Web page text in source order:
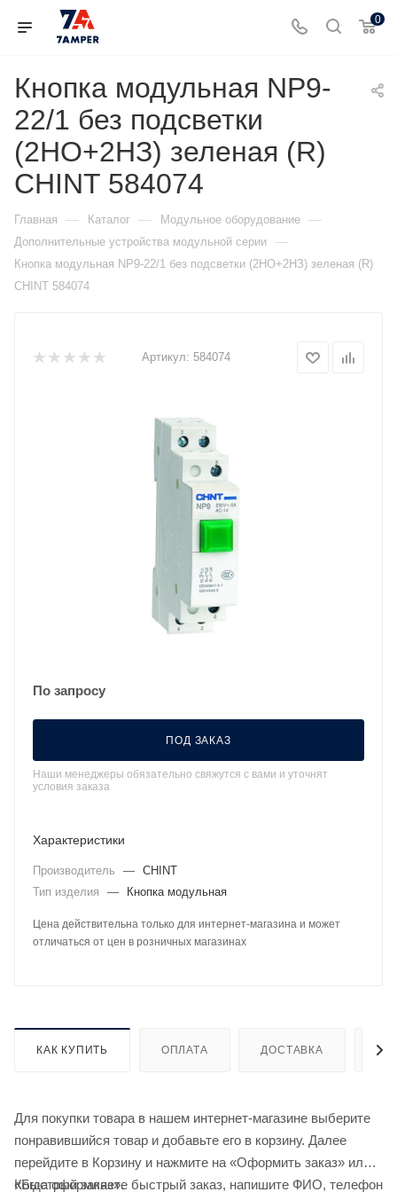
0
Кнопка модульная NP9-
22/1 без подсветки
(2НО+2НЗ) зеленая (R)
CHINT 584074
Главная — Каталог — Модульное оборудование —
Дополнительные устройства модульной серии —
Кнопка модульная NP9-22/1 без подсветки (2НО+2НЗ) зеленая (R)
CHINT 584074
Артикул: 584074
По запросу
ПОД ЗАКАЗ
Наши менеджеры обязательно свяжутся с вами и уточнят
условия заказа
Характеристики
Производитель — CHINT
Тип изделия
— Кнопка модульная
Цена действительна только для интернет-магазина и может
отличаться от цен в розничных магазинах
КАК КУПИТЬ ОПЛАТА ДОСТАВКА
Для покупки товара в нашем интернет-магазине выберите
понравившийся товар и добавьте его в корзину. Далее
перейдите в Корзину и нажмите на «Оформить заказ» или
«Быстрый заказ».
Когда оформляете быстрый заказ, напишите ФИО, телефон